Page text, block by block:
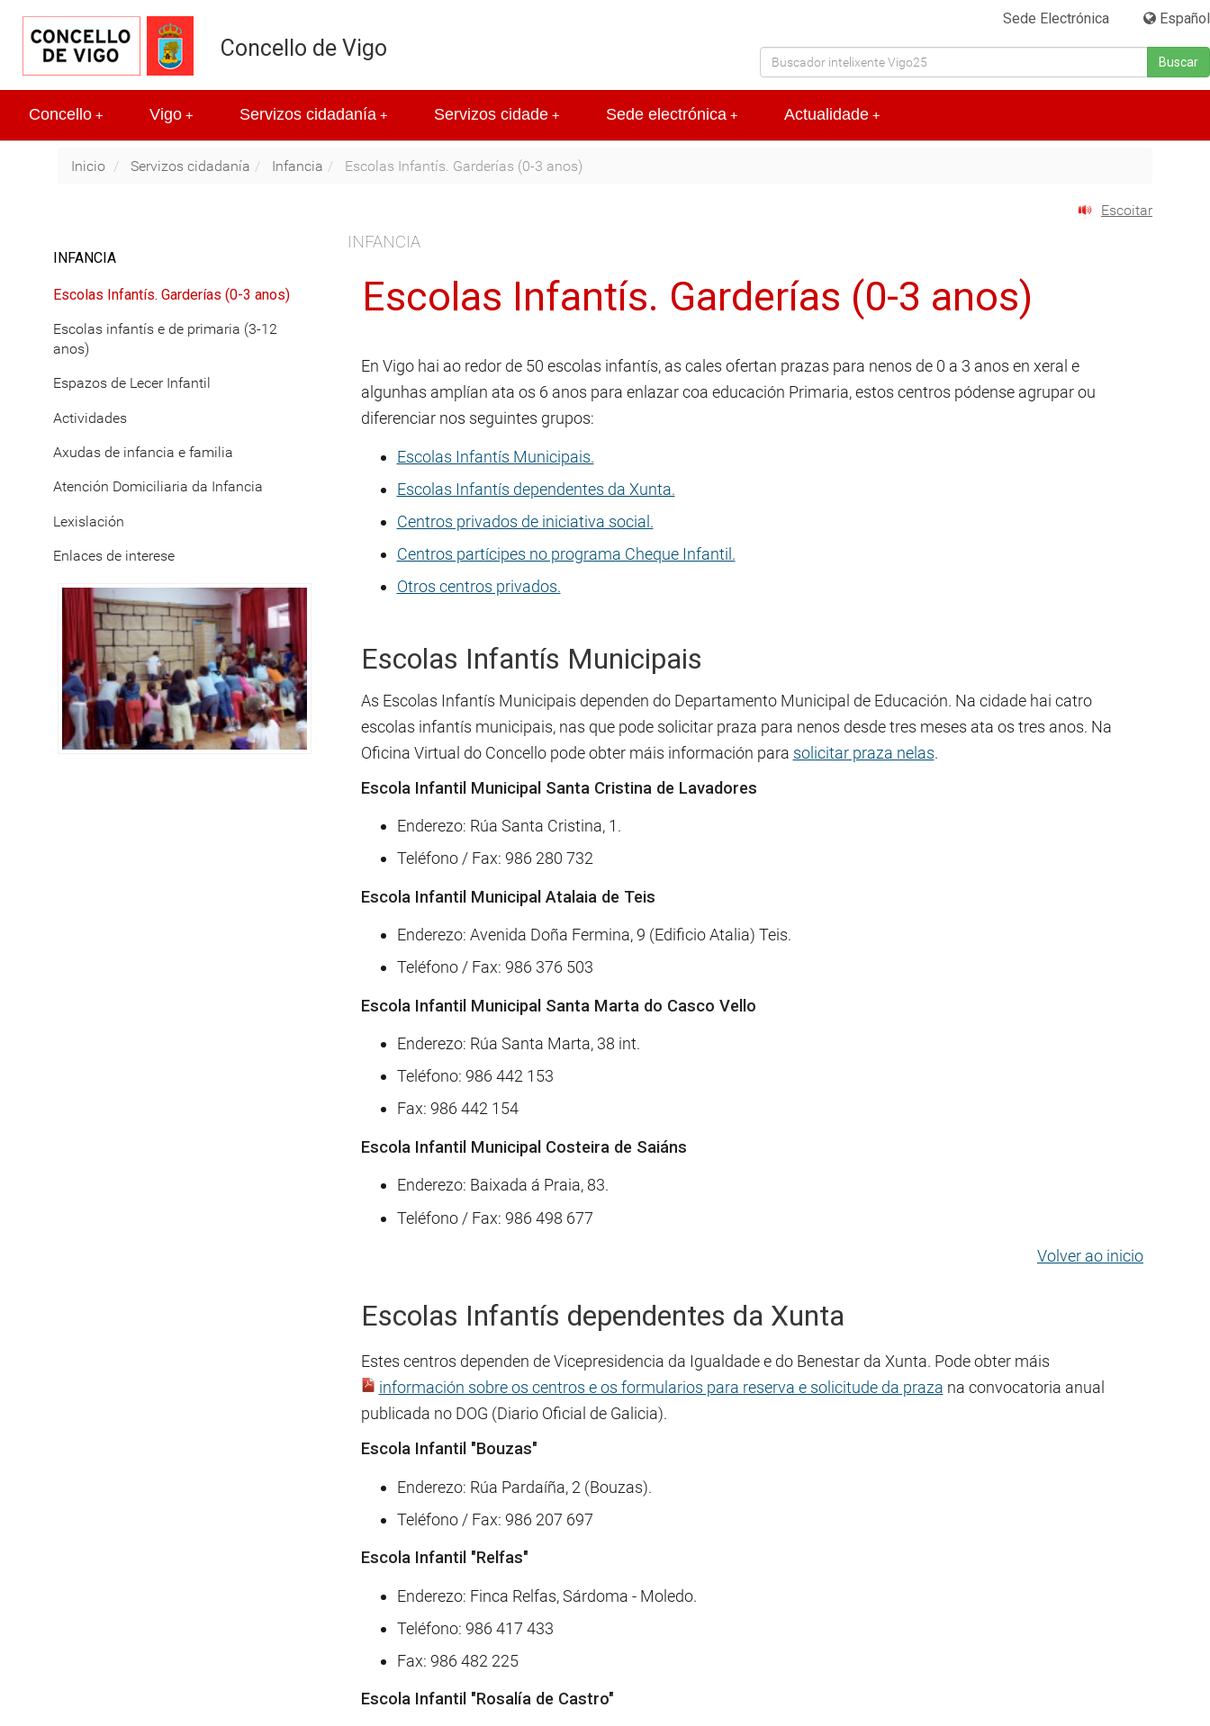
Sede Electrónica Español
Buscar
Concello de Vigo
+
Concello +
Vigo +
Servizos cidadanía +
Servizos cidade +
Sede electrónica +
Actualidade
Inicio Servizos cidadanía Infancia Escolas Infantís. Garderías (0-3 anos)
Escoitar
INFANCIA
Escolas Infantís. Garderías (0-3 anos)
En Vigo hai ao redor de 50 escolas infantís, as cales ofertan prazas para nenos de 0 a 3 anos en xeral e
algunhas amplían ata os 6 anos para enlazar coa educación Primaria, estos centros pódense agrupar ou
diferenciar nos seguintes grupos:
Escolas Infantís Municipais.
Escolas Infantís dependentes da Xunta.
Centros privados de iniciativa social.
Centros partícipes no programa Cheque Infantil.
Otros centros privados.
Escolas Infantís Municipais
As Escolas Infantís Municipais dependen do Departamento Municipal de Educación. Na cidade hai catro
escolas infantís municipais, nas que pode solicitar praza para nenos desde tres meses ata os tres anos. Na
Oficina Virtual do Concello pode obter máis información para solicitar praza nelas.
Escola Infantil Municipal Santa Cristina de Lavadores
Enderezo: Rúa Santa Cristina, 1.
Teléfono / Fax: 986 280 732
Escola Infantil Municipal Atalaia de Teis
Enderezo: Avenida Doña Fermina, 9 (Edificio Atalia) Teis.
Teléfono / Fax: 986 376 503
Escola Infantil Municipal Santa Marta do Casco Vello
Enderezo: Rúa Santa Marta, 38 int.
Teléfono: 986 442 153
Fax: 986 442 154
Escola Infantil Municipal Costeira de Saiáns
Enderezo: Baixada á Praia, 83.
Teléfono / Fax: 986 498 677
Volver ao inicio
Escolas Infantís dependentes da Xunta
Estes centros dependen de Vicepresidencia da Igualdade e do Benestar da Xunta. Pode obter máis
información sobre os centros e os formularios para reserva e solicitude da praza na convocatoria anual
publicada no DOG (Diario Oficial de Galicia).
Escola Infantil "Bouzas"
Enderezo: Rúa Pardaíña, 2 (Bouzas).
Teléfono / Fax: 986 207 697
Escola Infantil "Relfas"
Enderezo: Finca Relfas, Sárdoma - Moledo.
Teléfono: 986 417 433
Fax: 986 482 225
Escola Infantil "Rosalía de Castro"
INFANCIA
Escolas Infantís. Garderías (0-3 anos)
Escolas infantís e de primaria (3-12
anos)
Espazos de Lecer Infantil
Actividades
Axudas de infancia e familia
Atención Domiciliaria da Infancia
Lexislación
Enlaces de interese